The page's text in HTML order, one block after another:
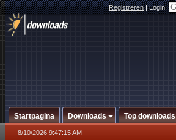
Registreren|Login:
Startpagina Downloads Top downloads
8/10/2026 9:47:15 AM